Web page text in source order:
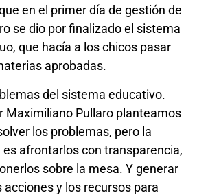
en el primer día de gestión de
se dio por finalizado el sistema
que hacía a los chicos pasar
aprobadas.
del sistema educativo.
Maximiliano Pullaro planteamos
los problemas, pero la
afrontarlos con transparencia,
sobre la mesa. Y generar
acciones y los recursos para